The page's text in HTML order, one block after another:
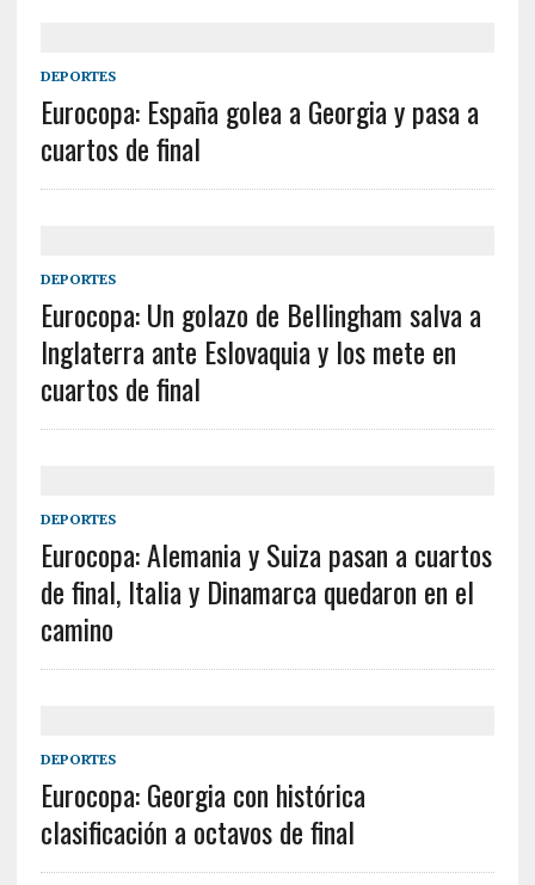
DEPORTES
Eurocopa: España golea a Georgia y pasa a
cuartos de final
DEPORTES
Eurocopa: Un golazo de Bellingham salva a
Inglaterra ante Eslovaquia y los mete en
cuartos de final
DEPORTES
Eurocopa: Alemania y Suiza pasan a cuartos
de final, Italia y Dinamarca quedaron en el
camino
DEPORTES
Eurocopa: Georgia con histórica
clasificación a octavos de final